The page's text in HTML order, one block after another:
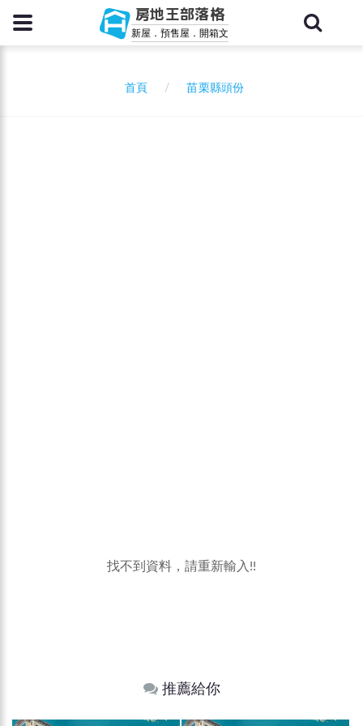
房地王部落格
新屋．預售屋．開箱文
首頁 苗栗縣頭份
找不到資料，請重新輸入!!
推薦給你